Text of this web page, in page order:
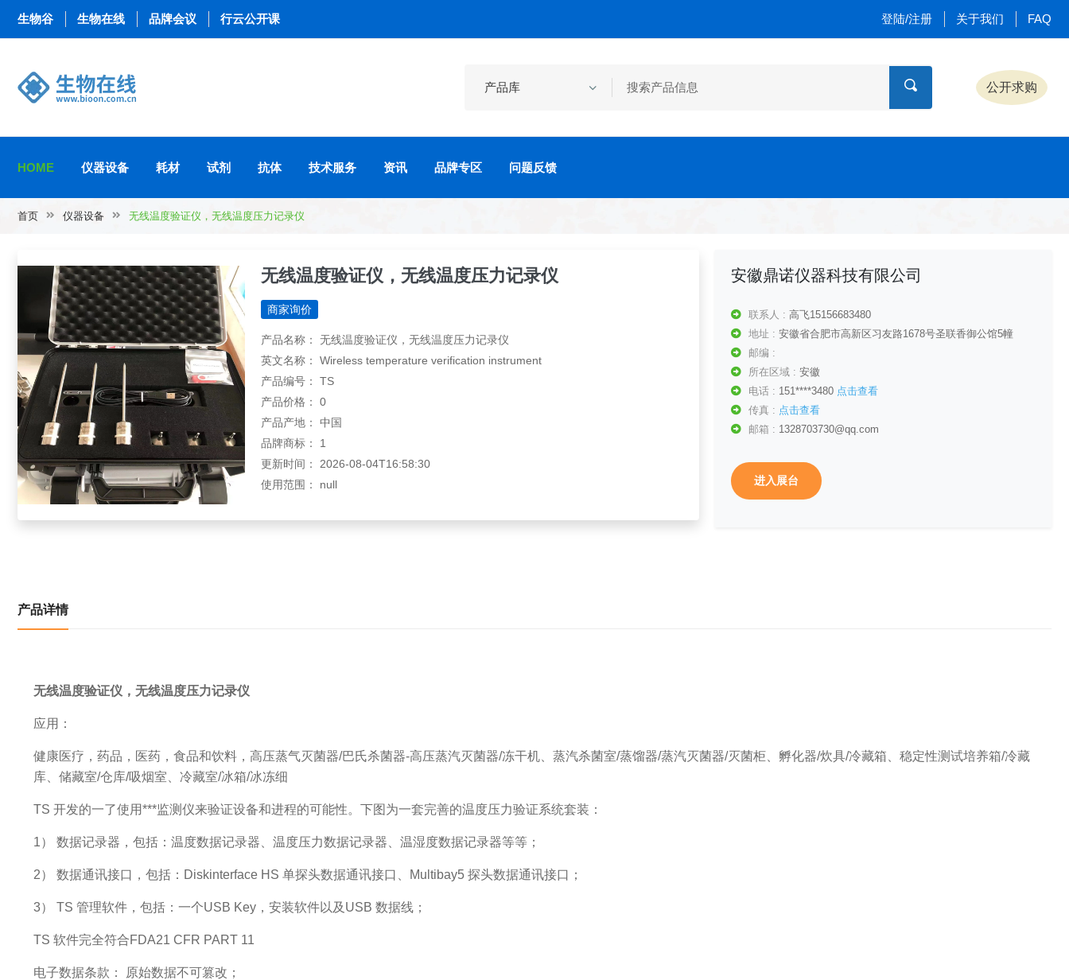
生物谷 生物在线 品牌会议 行云公开课 登陆/注册 关于我们 FAQ
公开求购
HOME 仪器设备 耗材 试剂 抗体 技术服务 资讯 品牌专区 问题反馈
首页 仪器设备 无线温度验证仪，无线温度压力记录仪
无线温度验证仪，无线温度压力记录仪
商家询价
产品名称： 无线温度验证仪，无线温度压力记录仪
英文名称： Wireless temperature verification instrument
产品编号： TS
产品价格： 0
产品产地： 中国
品牌商标： 1
更新时间： 2026-08-04T16:58:30
使用范围： null
安徽鼎诺仪器科技有限公司
联系人 : 高飞15156683480
地址 : 安徽省合肥市高新区习友路1678号圣联香御公馆5幢
邮编 :
所在区域 : 安徽
电话 : 151****3480 点击查看
传真 : 点击查看
邮箱 : 1328703730@qq.com
进入展台
产品详情
无线温度验证仪，无线温度压力记录仪
应用：
健康医疗，药品，医药，食品和饮料，高压蒸气灭菌器/巴氏杀菌器-高压蒸汽灭菌器/冻干机、蒸汽杀菌室/蒸馏器/蒸汽灭菌器/灭菌柜、孵化器/炊具/冷藏箱、稳定性测试培养箱/冷藏
库、储藏室/仓库/吸烟室、冷藏室/冰箱/冰冻细
TS 开发的一了使用***监测仪来验证设备和进程的可能性。下图为一套完善的温度压力验证系统套装：
1） 数据记录器，包括：温度数据记录器、温度压力数据记录器、温湿度数据记录器等等；
2） 数据通讯接口，包括：Diskinterface HS 单探头数据通讯接口、Multibay5 探头数据通讯接口；
3） TS 管理软件，包括：一个USB Key，安装软件以及USB 数据线；
TS 软件完全符合FDA21 CFR PART 11
电子数据条款： 原始数据不可篡改；